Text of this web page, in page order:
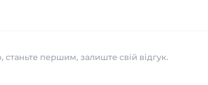
станьте першим, залиште свій відгук.